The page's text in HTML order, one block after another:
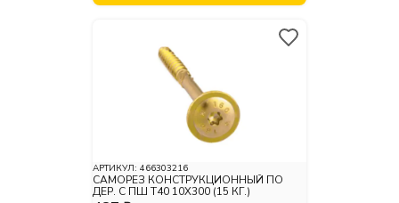
АРТИКУЛ: 466303216
САМОРЕЗ КОНСТРУКЦИОННЫЙ ПО
ДЕР. С ПШ Т40 10Х300 (15 КГ.)